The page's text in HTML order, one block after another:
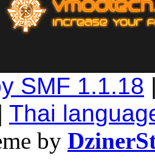
SMF 1.1.18
Thai
by